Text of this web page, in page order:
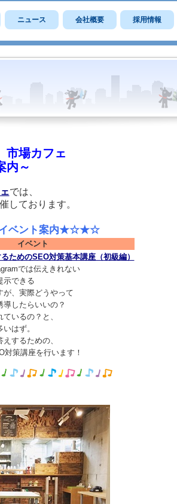
ニュース 会社概要 採用情報
市場カフェ
内～
では、
しております。
ト案内★☆★☆
イベント
ためのSEO対策基本講座（初級編）
では伝えきれない
できる
、実際どうやって
したらいいの？
いるの？と、
はず。
するための、
策講座を行います！